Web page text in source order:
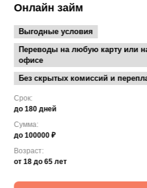
Онлайн займ
Выгодные условия
Переводы на любую карту или
офисе
Без скрытых комиссий и
Срок:
до 180 дней
Сумма:
до 100000 ₽
Возраст:
от 18 до 65 лет